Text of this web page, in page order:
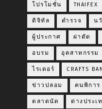
โปรโมชั่น THAIFEX
ดิจิทัล ตำรวจ น
ผู้ประกาศ ผ่าตัด
อบรม อุตสาหกรรม
ไรเดอร์ CRAFTS
ข่าวปลอม คนพิการ
ตลาดนัด ต่างประเ